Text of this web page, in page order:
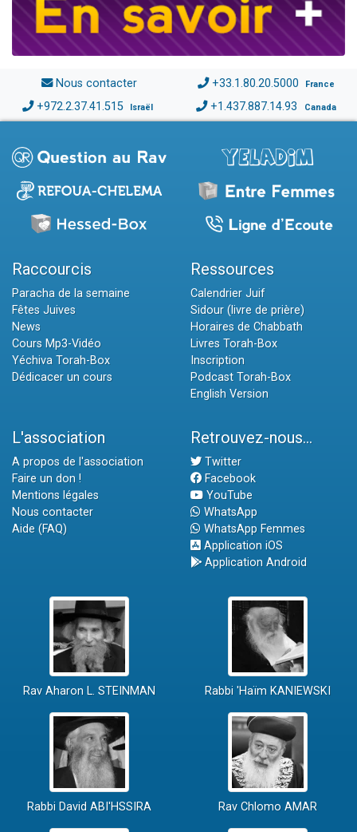
Nous contacter +33.1.80.20.5000 France
+972.2.37.41.515 Israël +1.437.887.14.93 Canada
Raccourcis
Paracha de la semaine
Fêtes Juives
News
Cours Mp3-Vidéo
Yéchiva Torah-Box
Dédicacer un cours
Ressources
Calendrier Juif
Sidour (livre de prière)
Horaires de Chabbath
Livres Torah-Box
Inscription
Podcast Torah-Box
English Version
L'association
A propos de l'association
Faire un don !
Mentions légales
Nous contacter
Aide (FAQ)
Retrouvez-nous...
Twitter
Facebook
YouTube
WhatsApp
WhatsApp Femmes
Application iOS
Application Android
Rav Aharon L. STEINMAN Rabbi 'Haïm KANIEWSKI
Rabbi David ABI'HSSIRA Rav Chlomo AMAR